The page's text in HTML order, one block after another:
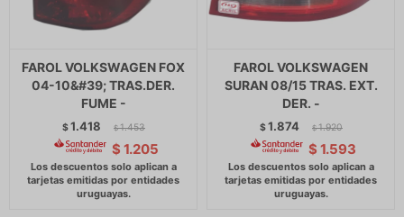
FAROL VOLKSWAGEN FOX
04-10&#39; TRAS.DER.
FUME -
$1.418 $ 1.453
$ 1.205
FAROL VOLKSWAGEN
SURAN 08/15 TRAS. EXT.
DER. -
$1.874 $ 1.920
$ 1.593